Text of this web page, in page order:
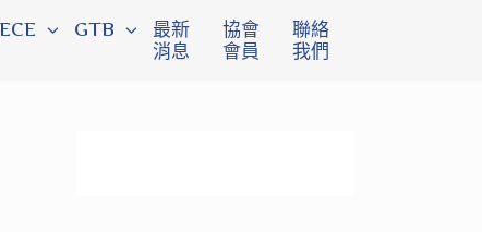
GTB
最新
消息
協會
會員
聯絡
我們